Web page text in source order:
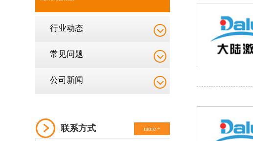
行业动态
常见问题
公司新闻
联系方式 more +